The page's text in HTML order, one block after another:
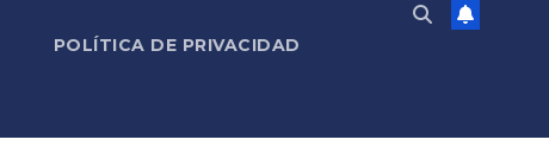
POLÍTICA DE PRIVACIDAD